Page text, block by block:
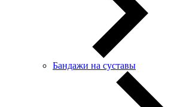
Бандажи на суставы